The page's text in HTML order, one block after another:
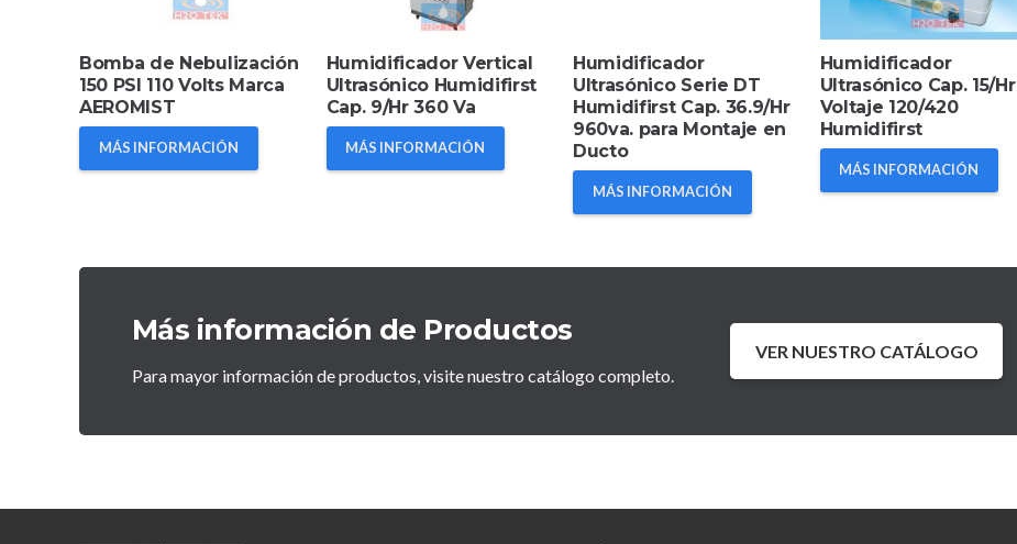
Bomba de Nebulización
150 PSI 110 Volts Marca
AEROMIST
MÁS INFORMACIÓN
Humidificador Vertical
Ultrasónico Humidifirst
Cap. 9/Hr 360 Va
MÁS INFORMACIÓN
Humidificador
Ultrasónico Serie DT
Humidifirst Cap. 36.9/Hr
960va. para Montaje en
Ducto
MÁS INFORMACIÓN
Humidificador
Ultrasónico Cap. 15/Hr
Voltaje 120/420
Humidifirst
MÁS INFORMACIÓN
Más información de Productos
Para mayor información de productos, visite nuestro catálogo completo.
VER NUESTRO CATÁLOGO